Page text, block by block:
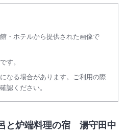
・ホテルから提供された画像で
す。
なる場合があります。ご利用の際
認ください。
と炉端料理の宿 湯守田中